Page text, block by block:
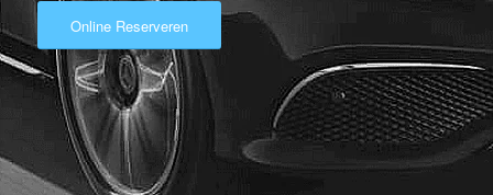
Online Reserveren